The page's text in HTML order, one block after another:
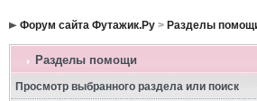
Форум сайта Футажик.Ру> Разделы
Разделы помощи
Просмотр выбранного раздела или поиск